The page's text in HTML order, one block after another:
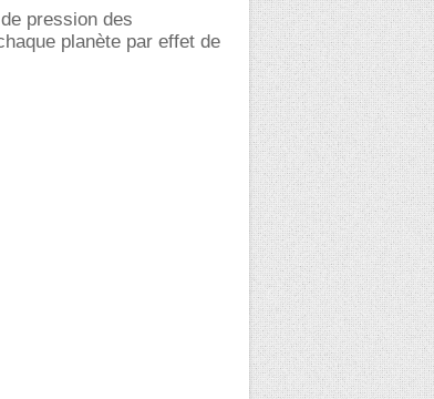
pression des
planète par effet de